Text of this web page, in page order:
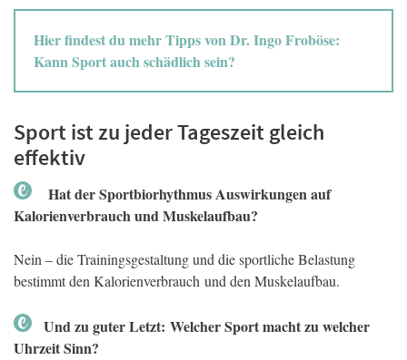
Hier findest du mehr Tipps von Dr. Ingo Froböse:
Kann Sport auch schädlich sein?
Sport ist zu jeder Tageszeit gleich
effektiv
Hat der Sportbiorhythmus Auswirkungen auf
Kalorienverbrauch und Muskelaufbau?
Nein – die Trainingsgestaltung und die sportliche Belastung
bestimmt den Kalorienverbrauch und den Muskelaufbau.
Und zu guter Letzt: Welcher Sport macht zu welcher
Uhrzeit Sinn?